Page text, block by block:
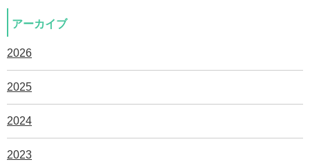
アーカイブ
2026
2025
2024
2023